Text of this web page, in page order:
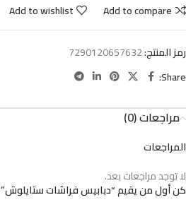
Add to compare
Add to wishlist
رمز المنتج:7290120657632
Share:
مراجعات (0)
المراجعات
لا توجد مراجعات بعد.
كن أول من يقيم “دبابيس فراشات ستايلوش”